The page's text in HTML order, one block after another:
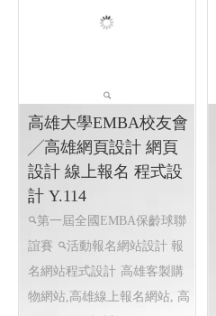
高雄大學EMBA校友會
╱高雄網頁設計 網頁
設計 線上報名 程式設
計 Y.114
第一屆全國EMBA保齡球聯
誼賽
活動報名網站設計 報